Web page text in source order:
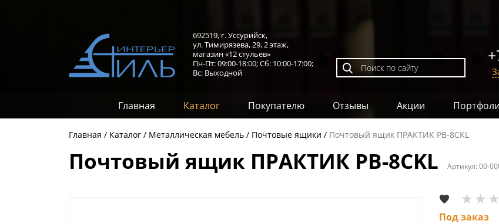
692519, г. Уссурийск,
ул. Тимирязева, 29,2 этаж,
магазин «12 стульев»
Пн-Пт: 09:00-18:00;Сб: 10:00-17:00;
Вс: Выходной
Главная Каталог Покупателю Отзывы Акции
Главная Каталог Металлическая мебель Почтовые ящики Почтовый ящик ПРАКТИК PB-8CKL
Почтовый ящик ПРАКТИК PB-8CKL Артикул:00-
Под заказ